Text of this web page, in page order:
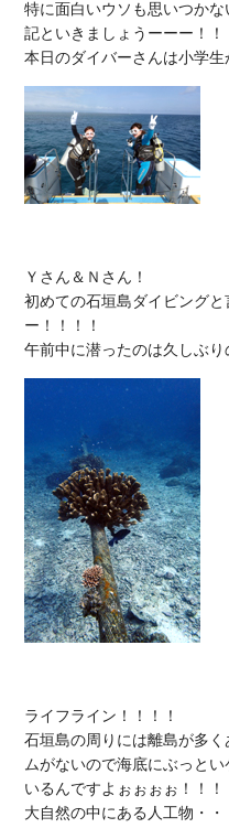
特に面白いウソも思いつか
記といきましょうーーー！！
Ｙさん＆Ｎさん！
初めての石垣島ダイビング
ー！！！！
ライフライン！！！！
石垣島の周りには離島が多
ムがないので海底にぶっと
いるんですよぉぉぉぉ！！！
大自然の中にある人工物・・